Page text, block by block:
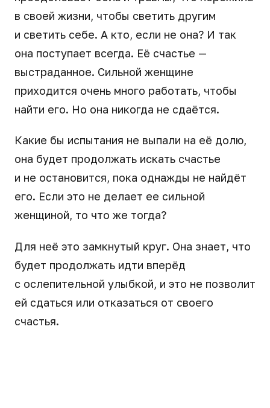
в своей жизни, чтобы светить другим
и светить себе. А кто, если не она? И так
она поступает всегда. Её счастье —
выстраданное. Сильной женщине
приходится очень много работать, чтобы
найти его. Но она никогда не сдаётся.
Какие бы испытания не выпали на её долю,
она будет продолжать искать счастье
и не остановится, пока однажды не найдёт
его. Если это не делает ее сильной
женщиной, то что же тогда?
Для неё это замкнутый круг. Она знает, что
будет продолжать идти вперёд
с ослепительной улыбкой, и это не позволит
ей сдаться или отказаться от своего
счастья.